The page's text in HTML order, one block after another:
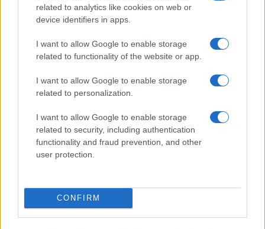
related to analytics like cookies on web or
device identifiers in apps.
I want to allow Google to enable storage
related to functionality of the website or app.
I want to allow Google to enable storage
related to personalization.
I want to allow Google to enable storage
related to security, including authentication
functionality and fraud prevention, and other
user protection.
CONFIRM
Koroške reke so opazno upadle,
zadnja dva tedna skoraj brez
Pol stoletja glasbe na tromeji:
Graška Gora obeležuje 50.
jubilejni festival narodno-
zabavne glasbe
Več iz kategorije Kultura
Festival Zebra razglasil
nagrajence: Tri enakovredne
nagrajena: Znani so